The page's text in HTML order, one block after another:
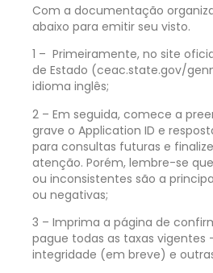
Com a documentação
abaixo para emitir seu visto.
1 – Primeiramente, no site
de Estado (ceac.state.gov/
idioma inglês;
2 – Em seguida, comece a
grave o Application ID e
para consultas futuras e
atenção. Porém, lembre-se
ou inconsistentes são a
ou negativas;
3 – Imprima a página de
pague todas as taxas vigentes
integridade (em breve) e